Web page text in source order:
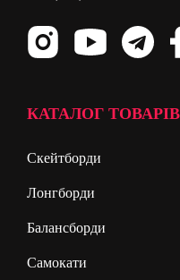
КАТАЛОГ ТОВАРІВ
Скейтборди
Лонгборди
Балансборди
Самокати